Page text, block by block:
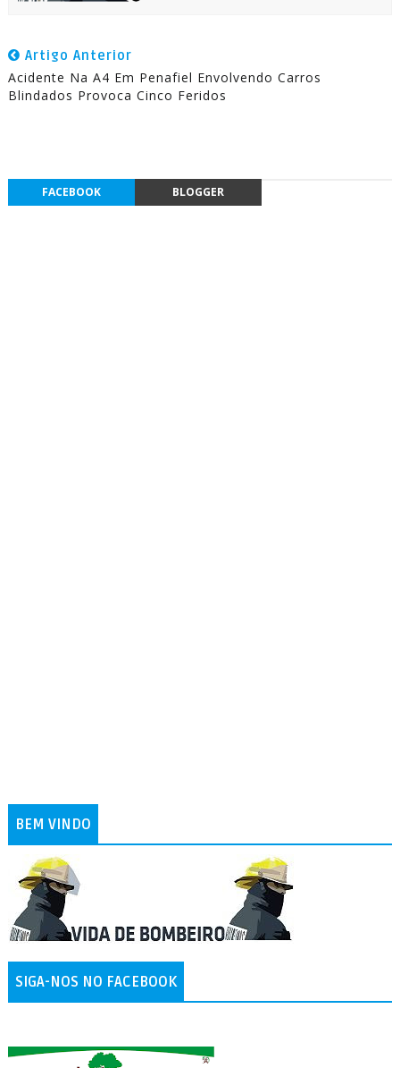
Artigo Anterior
Acidente Na A4 Em Penafiel Envolvendo Carros
Blindados Provoca Cinco Feridos
FACEBOOK BLOGGER
BEM VINDO
SIGA-NOS NO FACEBOOK